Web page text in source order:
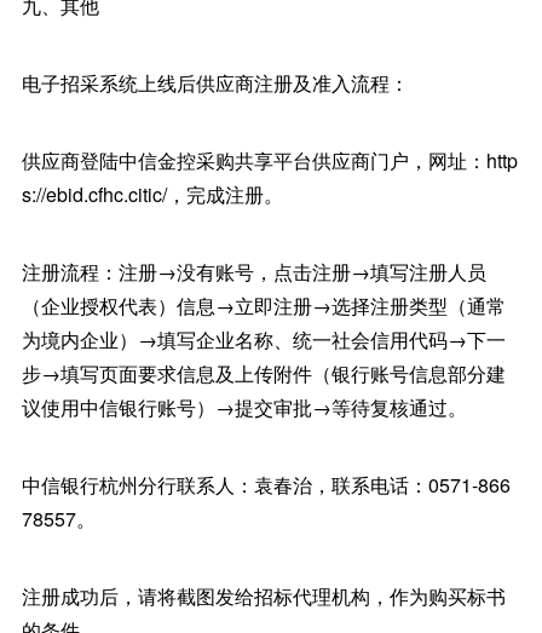
电子招采系统上线后供应商注册及准入流程：
供应商登陆中信金控采购共享平台供应商门户，网址：http
s://ebid.cfhc.citic/，完成注册。
注册流程：注册→没有账号，点击注册→填写注册人员
（企业授权代表）信息→立即注册→选择注册类型（通常
为境内企业）→填写企业名称、统一社会信用代码→下一
步→填写页面要求信息及上传附件（银行账号信息部分建
议使用中信银行账号）→提交审批→等待复核通过。
中信银行杭州分行联系人：袁春治，联系电话：0571-866
78557。
注册成功后，请将截图发给招标代理机构，作为购买标书